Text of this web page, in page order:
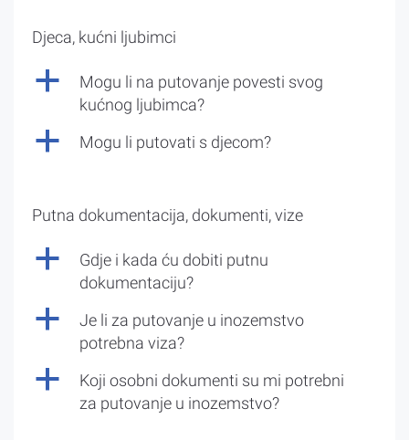
Djeca, kućni ljubimci
a
Mogu li na putovanje povesti svog
kućnog ljubimca?
a Mogu li putovati s djecom?
Putna dokumentacija, dokumenti, vize
a
Gdje i kada ću dobiti putnu
dokumentaciju?
a
Je li za putovanje u inozemstvo
potrebna viza?
a
Koji osobni dokumenti su mi potrebni
za putovanje u inozemstvo?